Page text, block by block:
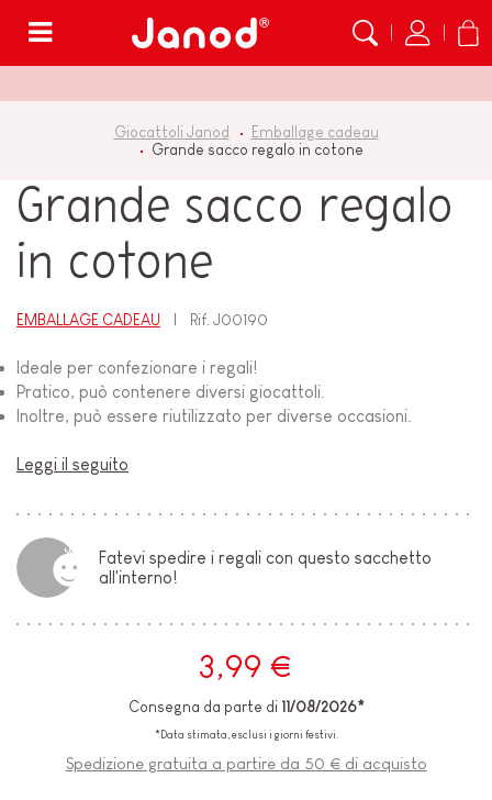
Giocattoli Janod
Emballage cadeau
Grande sacco regalo in cotone
Grande sacco regalo
in cotone
EMBALLAGE CADEAU Rif.J00190
Ideale per confezionare i regali!
Pratico, può contenere diversi giocattoli.
Inoltre, può essere riutilizzato per diverse occasioni.
Leggi il seguito
Fatevi spedire i regali con questo sacchetto
all'interno!
3,99 €
Consegna da parte di 11/08/2026*
*Data stimata, esclusi i giorni festivi.
Spedizione gratuita a partire da 50 € di acquisto